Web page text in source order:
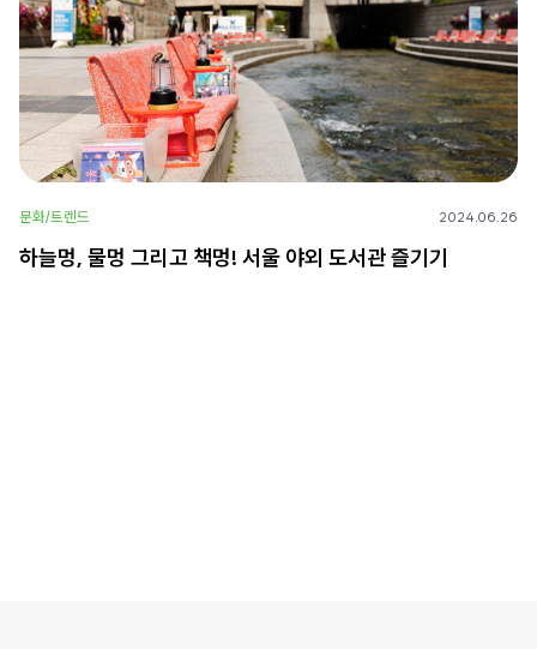
문화/트렌드 2024.06.26
하늘멍, 물멍 그리고 책멍! 서울 야외 도서관 즐기기